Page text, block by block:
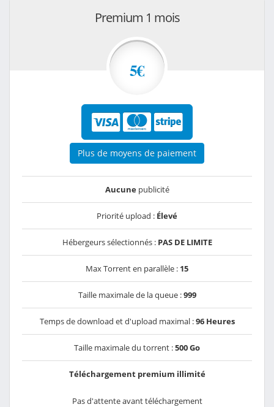
Premium 1 mois
5€
Plus de moyens de paiement
Aucunepublicité
Priorité upload : Élevé
Hébergeurs sélectionnés : PAS DE LIMITE
Max Torrent en parallèle : 15
Taille maximale de la queue :999
Temps de download et d'upload maximal :96 Heures
Taille maximale du torrent :500 Go
Téléchargement premium illimité
Pas d'attente avant téléchargement